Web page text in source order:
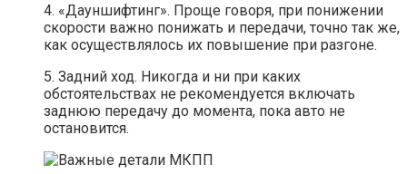
4. «Дауншифтинг». Проще говоря, при понижении
скорости важно понижать и передачи, точно так же,
как осуществлялось их повышение при разгоне.
5. Задний ход. Никогда и ни при каких
обстоятельствах не рекомендуется включать
заднюю передачу до момента, пока авто не
остановится.